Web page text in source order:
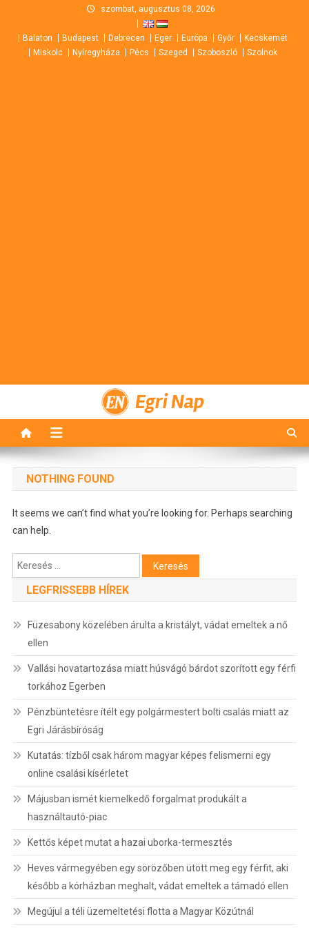
content
szombat, augusztus 08, 2026
Balaton Budapest Debrecen Eger Európa Győr
Kecskemét
Miskolc
Nyíregyháza Pécs Szeged Szoboszló Szolnok
Egri Nap
NOTHING FOUND
It seems we can’t find what you’re looking for. Perhaps searching
can help.
Keresés:
LEGFRISSEBB HÍREK
Füzesabony közelében árulta a kristályt, vádat emeltek a nő
ellen
Vallási hovatartozása miatt húsvágó bárdot szorított egy férfi
torkához Egerben
Pénzbüntetésre ítélt egy polgármestert bolti csalás miatt az
Egri Járásbíróság
Kutatás: tízből csak három magyar képes felismerni egy
online csalási kísérletet
Májusban ismét kiemelkedő forgalmat produkált a
használtautó-piac
Kettős képet mutat a hazai uborka-termesztés
Heves vármegyében egy sörözőben ütött meg egy férfit, aki
később a kórházban meghalt, vádat emeltek a támadó ellen
Megújul a téli üzemeltetési flotta a Magyar Közútnál